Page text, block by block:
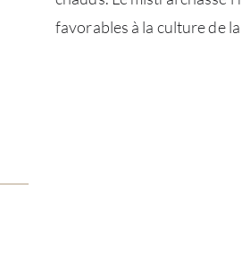
favorables à la culture de